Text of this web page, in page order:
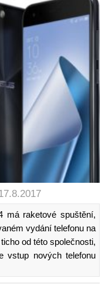
má raketové spuštění,
vydání telefonu na
od této společnosti,
vstup nových telefonu